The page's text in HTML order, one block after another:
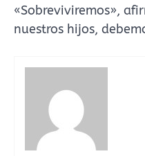
«Sobreviviremos»,
nuestros hijos,